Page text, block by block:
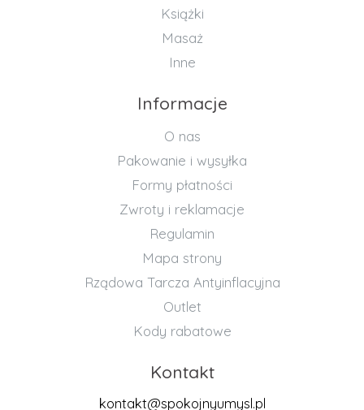
Książki
Masaż
Inne
Informacje
O nas
Pakowanie i wysyłka
Formy płatności
Zwroty i reklamacje
Regulamin
Mapa strony
Rządowa Tarcza Antyinflacyjna
Outlet
Kody rabatowe
Kontakt
kontakt@spokojnyumysl.pl